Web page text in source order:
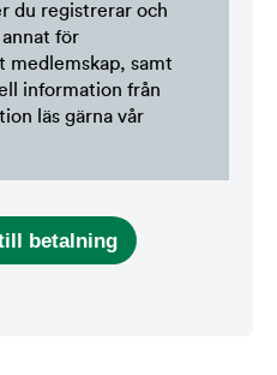
du registrerar och
för
medlemskap, samt
information från
läs gärna vår